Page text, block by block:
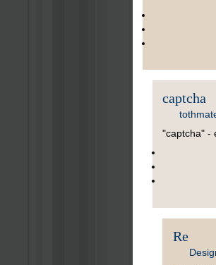
captcha
"captcha" -
Re